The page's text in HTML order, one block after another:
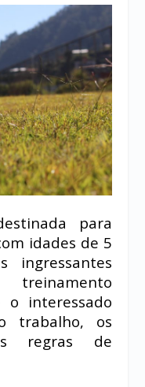
para
idades de 5
ingressantes
o interessado
trabalho, os
regras de